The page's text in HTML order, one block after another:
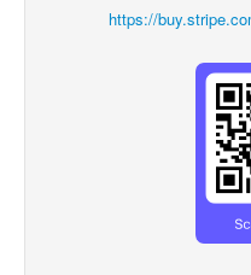
https://